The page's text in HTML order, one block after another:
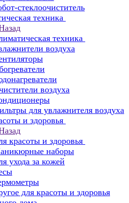
стеклоочиститель
техника
техника
воздуха
воздуха
для увлажнителя воздуха
и здоровья
красоты и здоровья
наборы
ухода за кожей
для красоты и здоровья